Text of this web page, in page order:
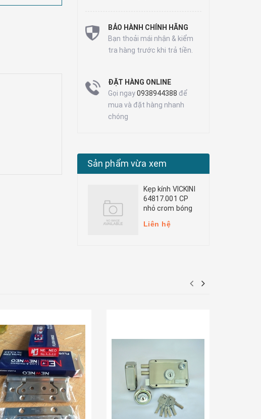
BẢO HÀNH CHÍNH HÃNG
Bạn thoải mái nhận & kiểm
tra hàng trước khi trả tiền.
ĐẶT HÀNG ONLINE
Gọi ngay0938944388 để
mua và đặt hàng nhanh
chóng
Sản phẩm vừa xem
Kẹp kính VICKINI
64817.001 CP
nhỏ crom bóng
Liên hệ